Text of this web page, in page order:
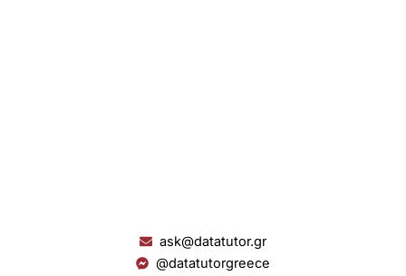
ask@datatutor.gr
@datatutorgreece